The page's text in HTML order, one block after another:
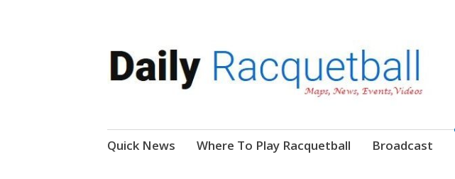
Daily Racquetball
Skip
Quick News Where To Play Racquetball Broadcast